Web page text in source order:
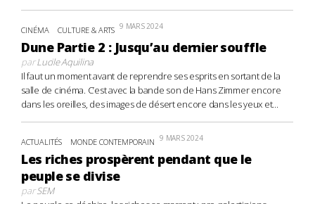
CINÉMA CULTURE & ARTS 9 MARS 2024
Dune Partie 2 : Jusqu’au dernier souffle
parLucile Aquilina
Il faut un moment avant de reprendre ses esprits en sortant de la
salle de cinéma. C’est avec la bande son de Hans Zimmer encore
dans les oreilles, des images de désert encore dans les yeux et...
ACTUALITÉS MONDE CONTEMPORAIN 9 MARS 2024
Les riches prospèrent pendant que le
peuple se divise
parSEM